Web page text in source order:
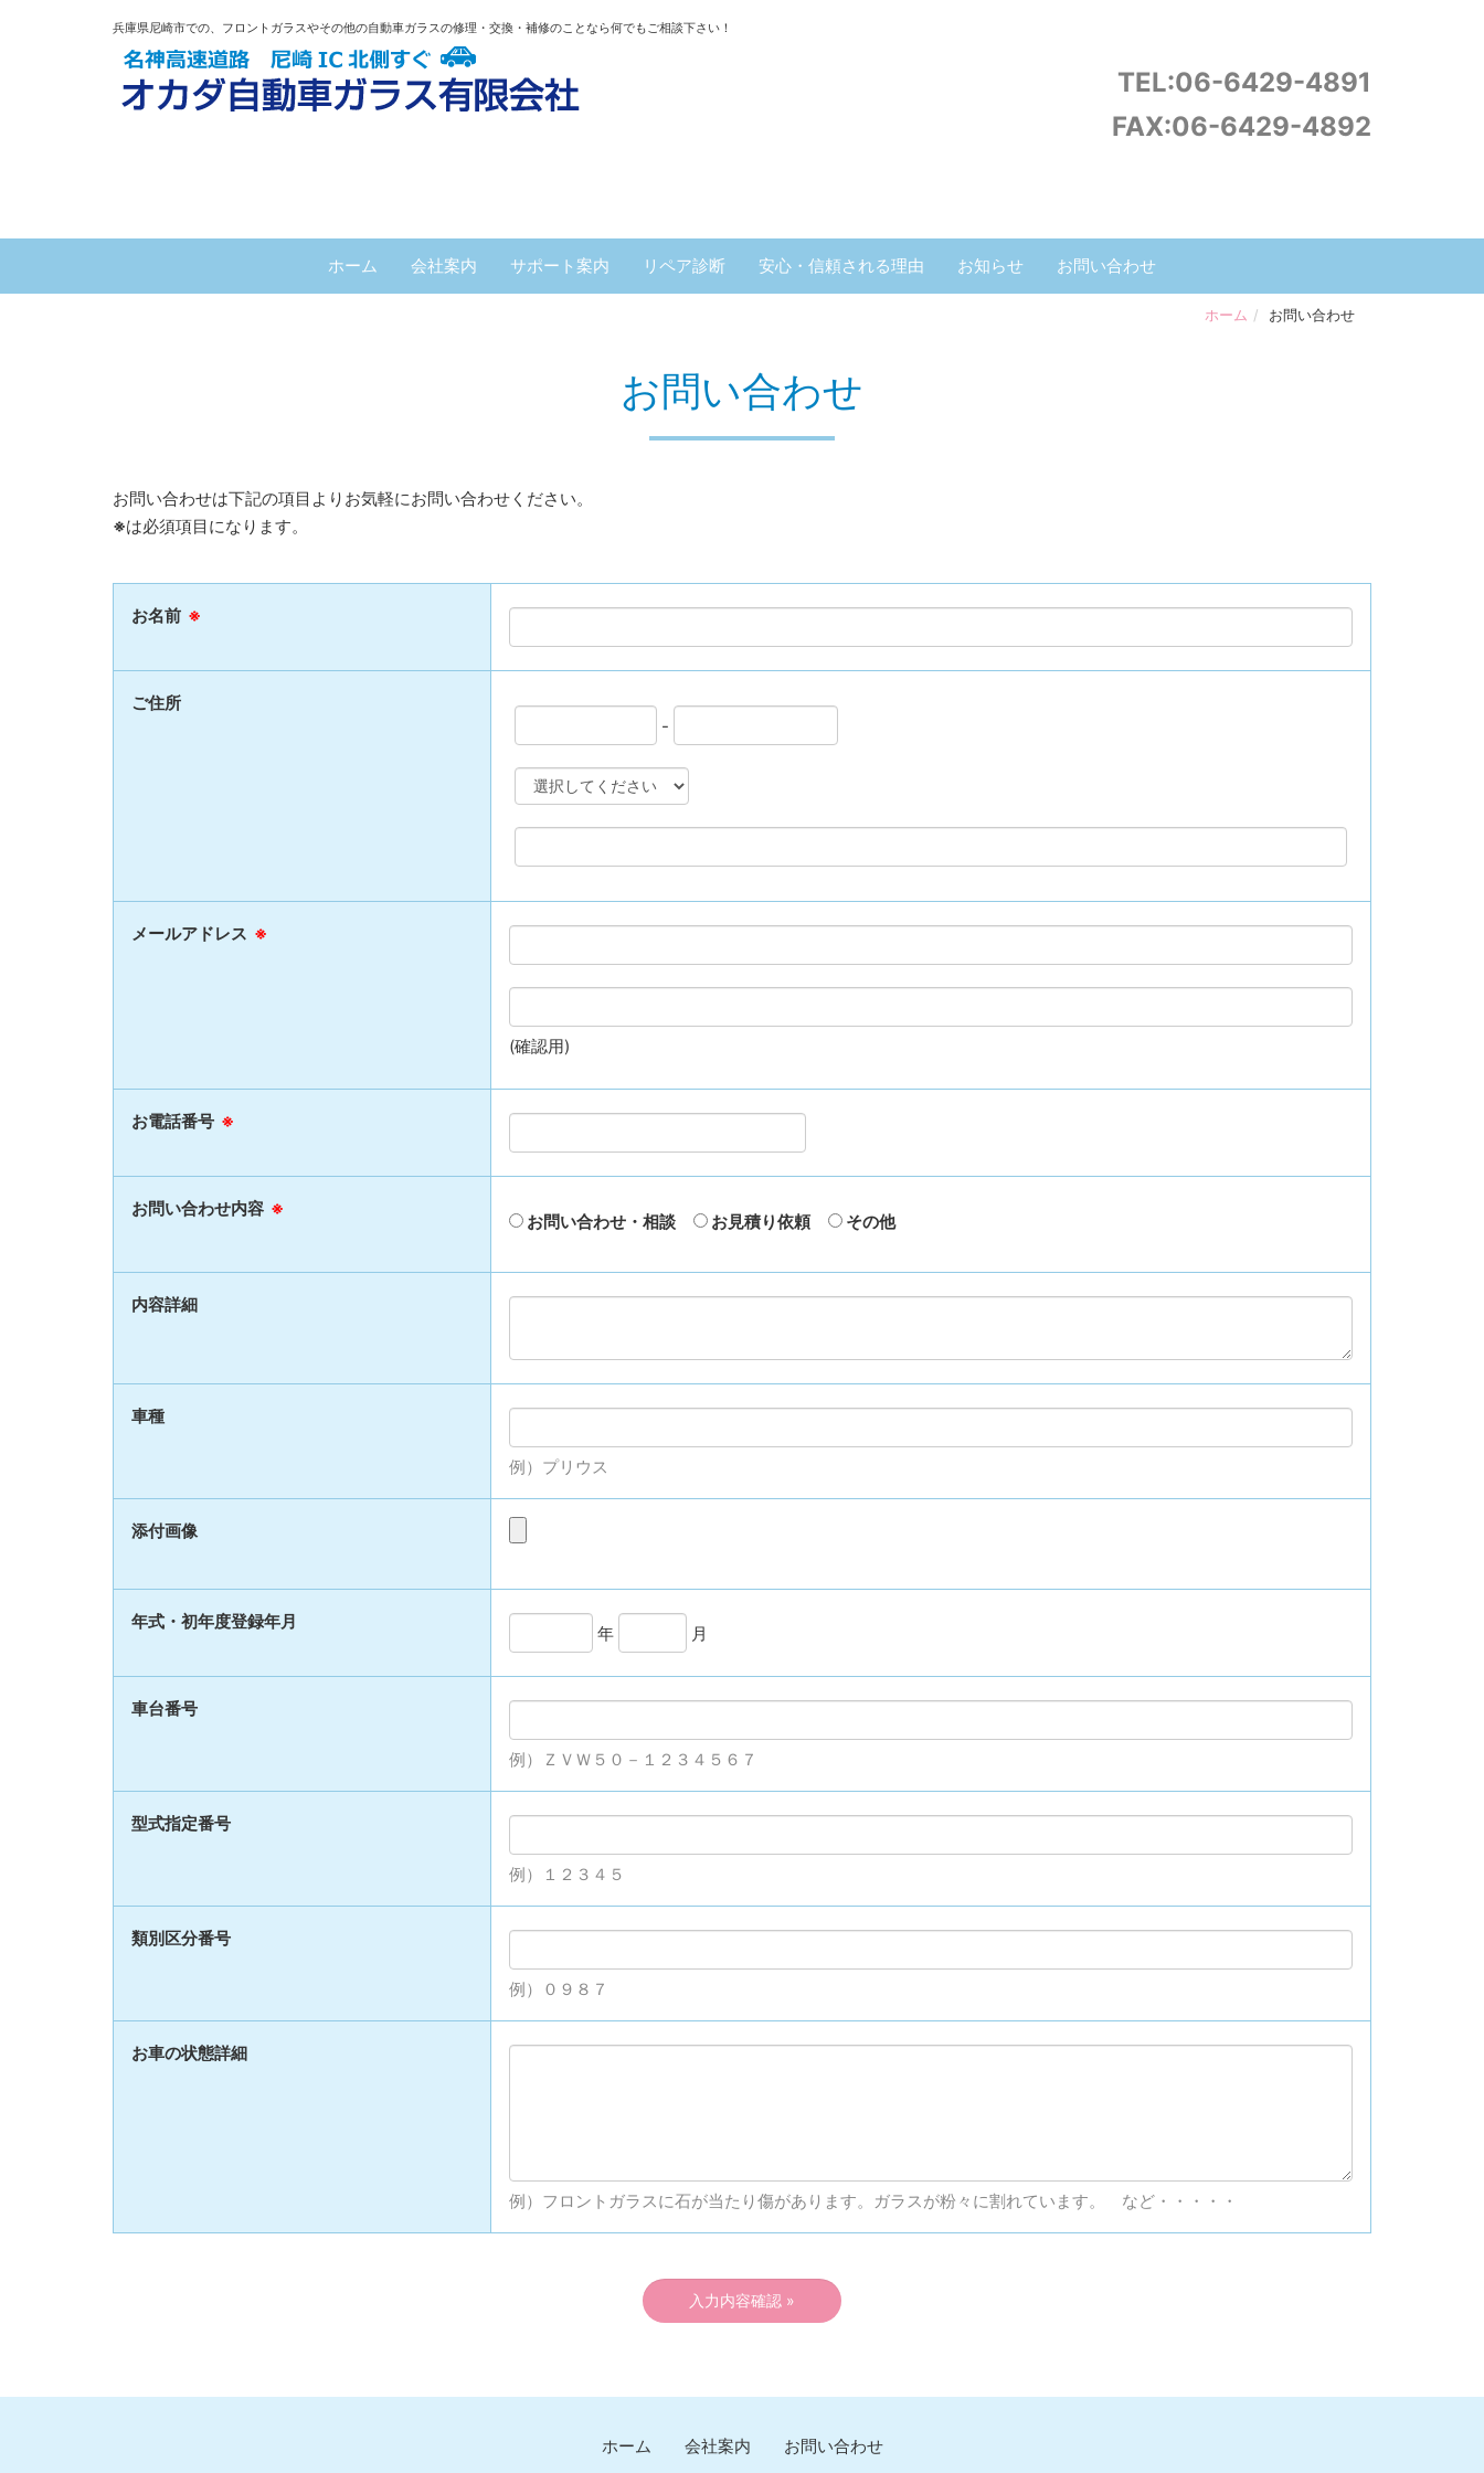
兵庫県尼崎市での、フロントガラスやその他の自動車ガラスの修理・交換・補修のことなら何でもご相談下さい！
TEL:06-6429-4891
FAX:06-6429-4892
ホーム 会社案内 サポート案内 リペア診断 安心・信頼される理由 お知らせ お問い合わせ
ホーム お問い合わせ
お問い合わせ
お問い合わせは下記の項目よりお気軽にお問い合わせください。
※は必須項目になります。
お名前 ※
ご住所
-
メールアドレス ※
(確認用)
お電話番号 ※
お問い合わせ内容 ※
お問い合わせ・相談 お見積り依頼 その他
内容詳細
車種
例）プリウス
添付画像
年式・初年度登録年月
年 月
車台番号
例）ＺＶＷ５０－１２３４５６７
型式指定番号
例）１２３４５
類別区分番号
例）０９８７
お車の状態詳細
例）フロントガラスに石が当たり傷があります。ガラスが粉々に割れています。 など・・・・・
ホーム 会社案内 お問い合わせ